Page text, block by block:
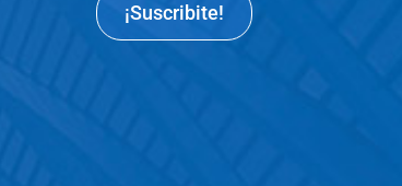
¡Suscribite!